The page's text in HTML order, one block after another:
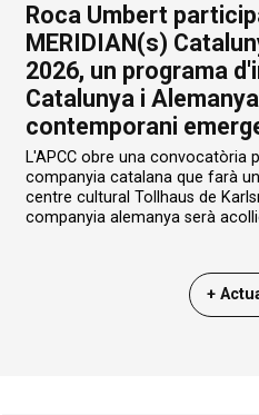
Roca Umbert
MERIDIAN(s)
2026, un programa
Catalunya i
contemporani
L'APCC obre una convocatòria
companyia catalana que farà
centre cultural Tollhaus de
companyia alemanya serà
+